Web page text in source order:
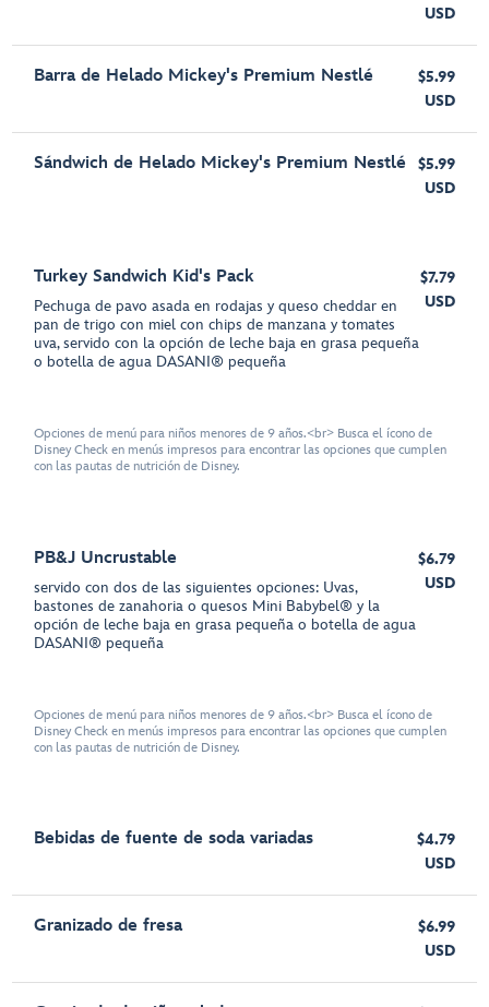
USD
Barra de Helado Mickey's Premium Nestlé
$5.99
USD
Sándwich de Helado Mickey's Premium Nestlé
$5.99
USD
Turkey Sandwich Kid's Pack
Pechuga de pavo asada en rodajas y queso cheddar en
pan de trigo con miel con chips de manzana y tomates
uva, servido con la opción de leche baja en grasa pequeña
o botella de agua DASANI® pequeña
$7.79
USD
Opciones de menú para niños menores de 9 años.<br> Busca el ícono de
Disney Check en menús impresos para encontrar las opciones que cumplen
con las pautas de nutrición de Disney.
PB&J Uncrustable
servido con dos de las siguientes opciones: Uvas,
bastones de zanahoria o quesos Mini Babybel® y la
opción de leche baja en grasa pequeña o botella de agua
DASANI® pequeña
$6.79
USD
Opciones de menú para niños menores de 9 años.<br> Busca el ícono de
Disney Check en menús impresos para encontrar las opciones que cumplen
con las pautas de nutrición de Disney.
Bebidas de fuente de soda variadas
$4.79
USD
Granizado de fresa
$6.99
USD